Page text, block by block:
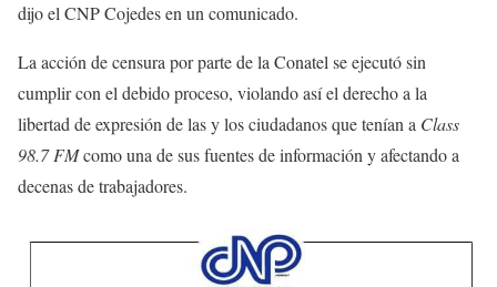
dijo el CNP Cojedes en un comunicado.
La acción de censura por parte de la Conatel se ejecutó sin
cumplir con el debido proceso, violando así el derecho a la
libertad de expresión de las y los ciudadanos que tenían a Class
98.7 FMcomo una de sus fuentes de información y afectando a
decenas de trabajadores.